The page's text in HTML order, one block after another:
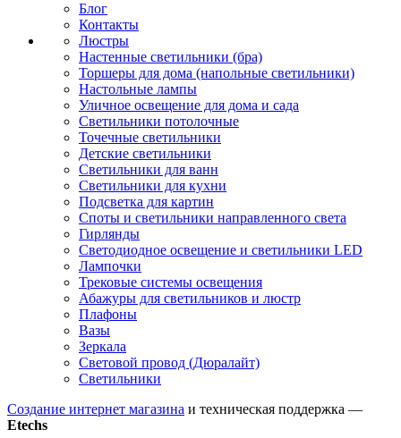
Блог
Контакты
Люстры
Настенные светильники (бра)
Торшеры для дома (напольные светильники)
Настольные лампы
Уличное освещение для дома и сада
Светильники потолочные
Точечные светильники
Детские светильники
Светильники для ванн
Светильники для кухни
Подсветка для картин
Споты и светильники направленного света
Гирлянды
Светодиодное освещение и светильники LED
Лампочки
Трековые системы освещения
Абажуры для светильников и люстр
Плафоны
Вазы
Зеркала
Световой провод (Дюралайт)
Светильники
Создание интернет магазина и техническая поддержка —
Etechs